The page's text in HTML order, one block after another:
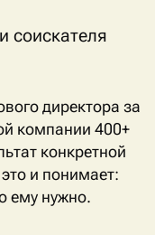
соискателя
директора за
компании 400+
конкретной
и понимает:
ему нужно.